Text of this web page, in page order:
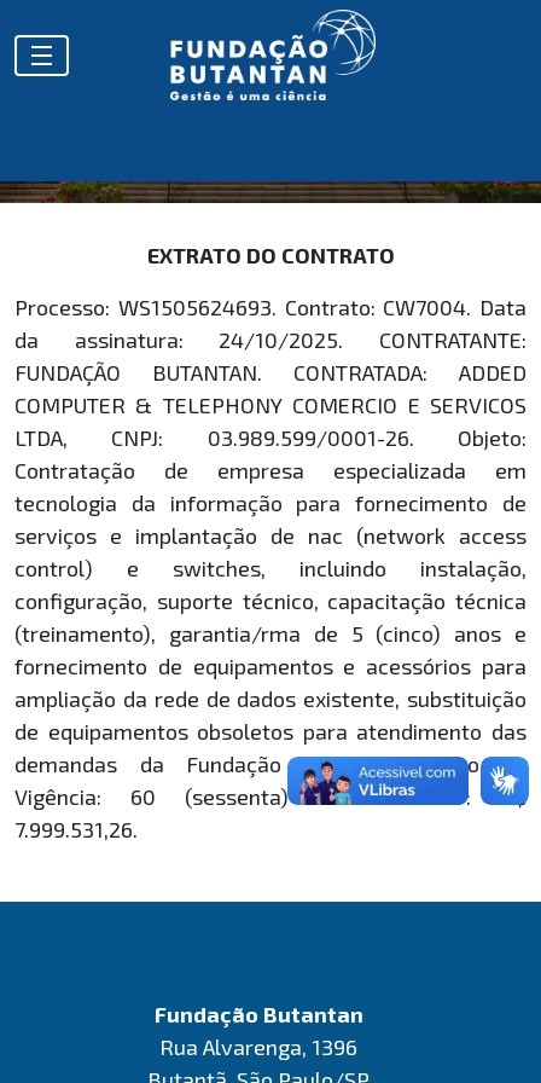
EXTRATOS
EXTRATO DO CONTRATO
Processo: WS1505624693. Contrato: CW7004. Data
da assinatura: 24/10/2025. CONTRATANTE:
FUNDAÇÃO BUTANTAN. CONTRATADA: ADDED
COMPUTER & TELEPHONY COMERCIO E SERVICOS
LTDA, CNPJ: 03.989.599/0001-26. Objeto:
Contratação de empresa especializada em
tecnologia da informação para fornecimento de
serviços e implantação de nac (network access
control) e switches, incluindo instalação,
configuração, suporte técnico, capacitação técnica
(treinamento), garantia/rma de 5 (cinco) anos e
fornecimento de equipamentos e acessórios para
ampliação da rede de dados existente, substituição
de equipamentos obsoletos para atendimento das
demandas da Fundação Butantan. Prazo de
Vigência: 60 (sessenta) meses. Valor: R$
7.999.531,26.
Fundação Butantan
Rua Alvarenga, 1396